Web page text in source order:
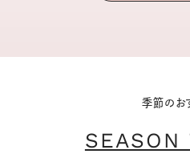
季節のお
SEASON